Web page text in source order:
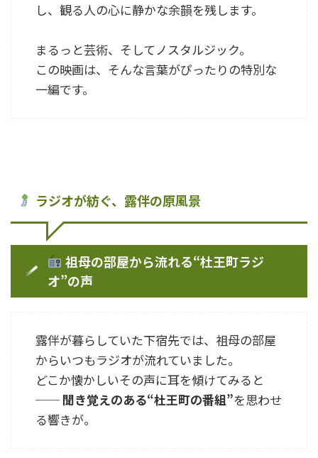
し、観る人の心に静かな余韻を残します。
まるっと芸術、そしてノスタルジック。
この映画は、そんな言葉がぴったりの特別な
一編です。
ラジオが紡ぐ、露伴の原風景
祖母の部屋から流れる“杜王町ラジ
オ”の声
露伴が暮らしていた下宿先では、祖母の部屋
からいつもラジオが流れていました。
どこか懐かしいその声に耳を傾けてみると
── 聞き覚えのある“杜王町の番組”を思わせ
る響きが。